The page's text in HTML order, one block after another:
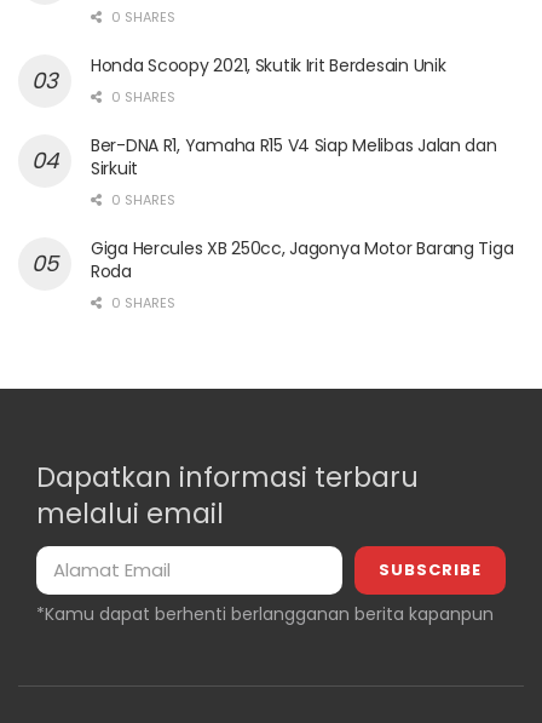
0 SHARES
Honda Scoopy 2021, Skutik Irit Berdesain Unik
0 SHARES
Ber-DNA R1, Yamaha R15 V4 Siap Melibas Jalan dan
Sirkuit
0 SHARES
Giga Hercules XB 250cc, Jagonya Motor Barang Tiga
Roda
0 SHARES
Dapatkan informasi terbaru
melalui email
*Kamu dapat berhenti berlangganan berita kapanpun